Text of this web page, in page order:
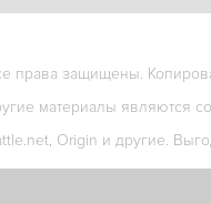
права защищены.
материалы являются
Origin и другие.